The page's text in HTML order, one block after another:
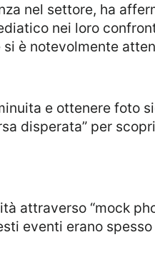
nei loro
è notevolmente
disperata” per
eventi erano